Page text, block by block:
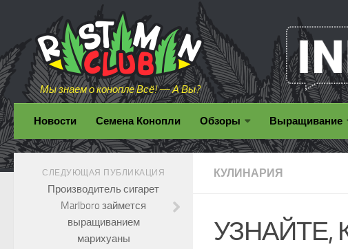
Мы знаем о конопле Всё! — А Вы?
Новости Семена Конопли Обзоры Выращивание
КУЛИНАРИЯ
УЗНАЙТЕ,
СЛЕДУЮЩАЯ ПУБЛИКАЦИЯ
Производитель сигарет
Marlboro займется
выращиванием
марихуаны